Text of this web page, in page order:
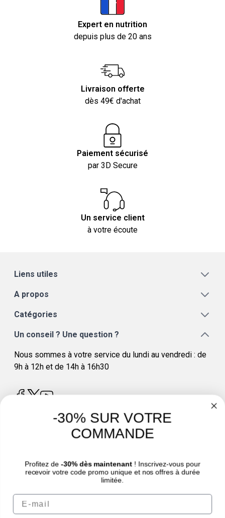
Expert en nutrition
depuis plus de 20 ans
Livraison offerte
dès 49€ d'achat
Paiement sécurisé
par 3D Secure
Un service client
à votre écoute
Liens utiles
A propos
Catégories
Un conseil ? Une question ?
Nous sommes à votre service du lundi au vendredi : de
9h à 12h et de 14h à 16h30
4.8/ 5
© Sport Nutrition Center 2026 | Paiement sécurisé | *Norme AFNOR NF EN 17444.
Voir fiche produit.
-30% SUR VOTRE
COMMANDE
Profitez de -30% dès maintenant ! Inscrivez-vous pour
recevoir votre code promo unique et nos offres à durée
limitée.
Email